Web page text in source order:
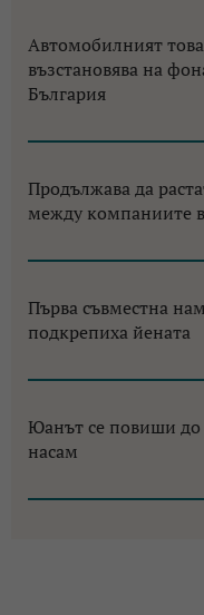
Автомобилният
възстановява на
България
Продължава да
между компаниите
Първа съвместна
подкрепиха йената
Юанът се повиши до
насам